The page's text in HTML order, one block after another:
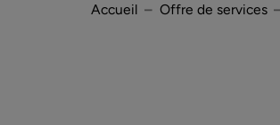
Accueil Offre de services